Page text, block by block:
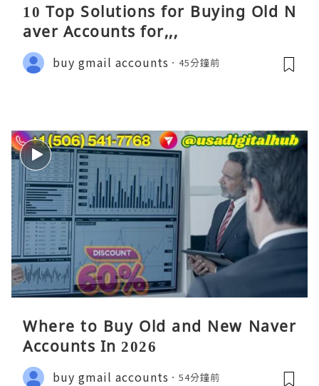
10 Top Solutions for Buying Old N
aver Accounts for,,,
buy gmail accounts 45分鐘前
Where to Buy Old and New Naver
Accounts In 2026
buy gmail accounts 54分鐘前